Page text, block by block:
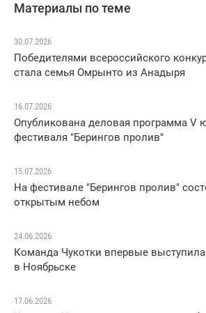
Материалы по теме
30.07.2026
Победителями всероссийского
стала семья Омрынто из Анадыря
16.07.2026
Опубликована деловая программа V
фестиваля "Берингов пролив"
15.07.2026
На фестивале "Берингов пролив"
открытым небом
24.06.2026
Команда Чукотки впервые
в Ноябрьске
17.06.2026